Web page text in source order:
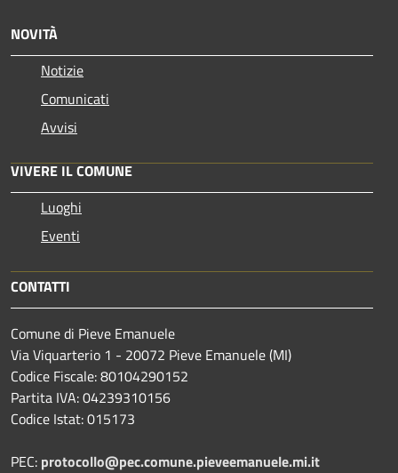
NOVITÀ
Notizie
Comunicati
Avvisi
VIVERE IL COMUNE
Luoghi
Eventi
CONTATTI
Comune di Pieve Emanuele
Via Viquarterio 1 - 20072 Pieve Emanuele (MI)
Codice Fiscale: 80104290152
Partita IVA: 04239310156
Codice Istat: 015173
PEC: protocollo@pec.comune.pieveemanuele.mi.it